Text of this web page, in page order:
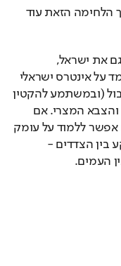
האזרח המצרי הממוצע, נראה כי תימשך הלחימה הזאת עוד
פרסומים זרים קושרים למלחמה הזאת גם את ישראל,
בתקיפות אוויריות של יעדי טרור. זה מלמד על אינטרס ישראלי
כפול: להרחיק את תשתיות הטרור מהגבול (ובמשתמע להקטין
את סכנת הפיגועים), ולחזק את השלטון והצבא המצרי. אם
להסתמך על אותם הפרסומים, מכאן גם אפשר ללמוד על עומק
הקשרים שמתנהלים מתחת לפני הקרקע בין הצדדים -